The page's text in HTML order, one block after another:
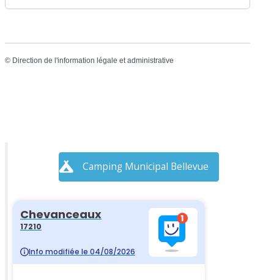
© Direction de l'information légale et administrative
Camping Municipal Bellevue